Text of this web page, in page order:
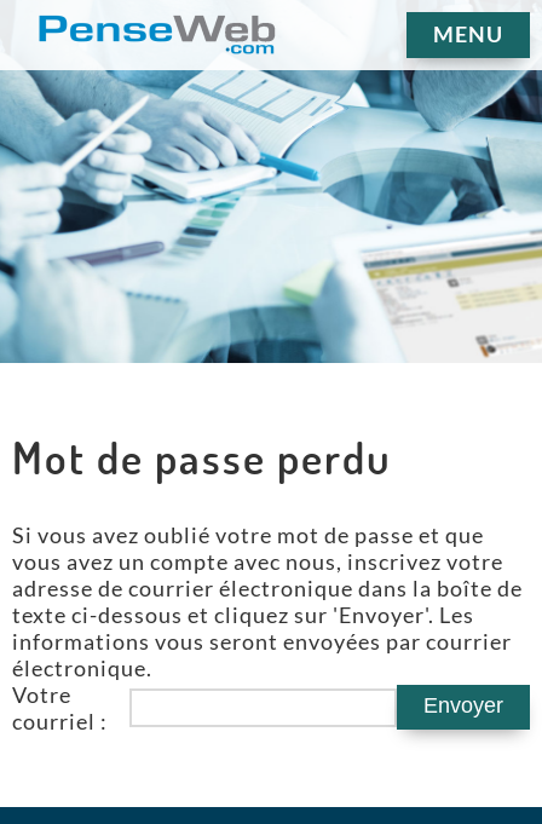
MENU
Mot de passe perdu
Si vous avez oublié votre mot de passe et que
vous avez un compte avec nous, inscrivez votre
adresse de courrier électronique dans la boîte de
texte ci-dessous et cliquez sur 'Envoyer'. Les
informations vous seront envoyées par courrier
électronique.
Votre
courriel :